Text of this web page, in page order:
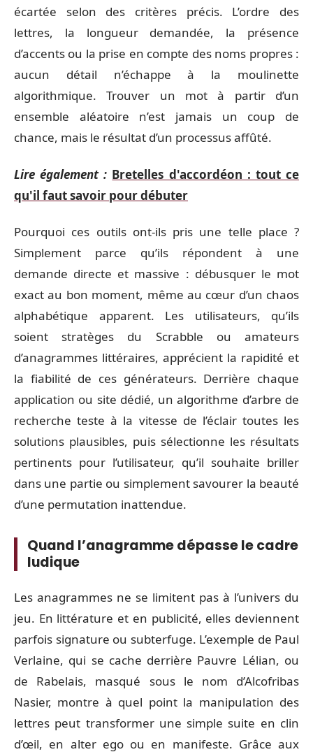
écartée selon des critères précis. L’ordre des
lettres, la longueur demandée, la présence
d’accents ou la prise en compte des noms propres :
aucun détail n’échappe à la moulinette
algorithmique. Trouver un mot à partir d’un
ensemble aléatoire n’est jamais un coup de
chance, mais le résultat d’un processus affûté.
Lire également : Bretelles d'accordéon : tout ce
qu'il faut savoir pour débuter
Pourquoi ces outils ont-ils pris une telle place ?
Simplement parce qu’ils répondent à une
demande directe et massive : débusquer le mot
exact au bon moment, même au cœur d’un chaos
alphabétique apparent. Les utilisateurs, qu’ils
soient stratèges du Scrabble ou amateurs
d’anagrammes littéraires, apprécient la rapidité et
la fiabilité de ces générateurs. Derrière chaque
application ou site dédié, un algorithme d’arbre de
recherche teste à la vitesse de l’éclair toutes les
solutions plausibles, puis sélectionne les résultats
pertinents pour l’utilisateur, qu’il souhaite briller
dans une partie ou simplement savourer la beauté
d’une permutation inattendue.
Quand l’anagramme dépasse le cadre
ludique
Les anagrammes ne se limitent pas à l’univers du
jeu. En littérature et en publicité, elles deviennent
parfois signature ou subterfuge. L’exemple de Paul
Verlaine, qui se cache derrière Pauvre Lélian, ou
de Rabelais, masqué sous le nom d’Alcofribas
Nasier, montre à quel point la manipulation des
lettres peut transformer une simple suite en clin
d’œil, en alter ego ou en manifeste. Grâce aux